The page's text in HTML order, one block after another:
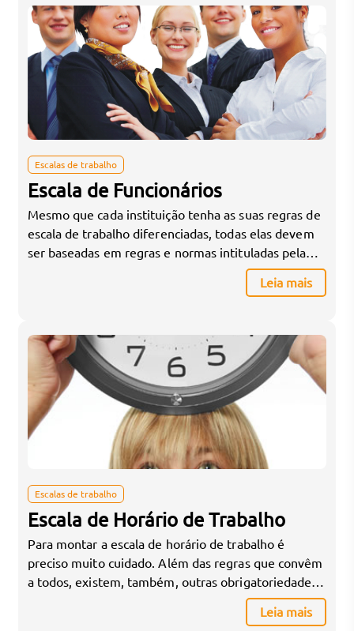
Escalas de trabalho
Escala de Funcionários
Mesmo que cada instituição tenha as suas regras de
escala de trabalho diferenciadas, todas elas devem
ser baseadas em regras e normas intituladas pela
CLT (Consolidação das Leis do Trabalho). Entre elas,
podemos destacar algumas das regras básicas que
tempo máximo de uma jornada […]
Leia mais
Escalas de trabalho
Escala de Horário de Trabalho
Para montar a escala de horário de trabalho é
preciso muito cuidado. Além das regras que convêm
a todos, existem, também, outras obrigatoriedades
que devem ser compridas conforme as intervenções
realizadas pelas convenções coletivas de categoria
Leia mais